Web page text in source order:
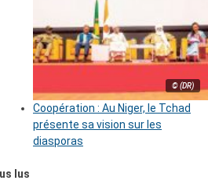
© (DR)
Coopération : Au Niger, le Tchad
présente sa vision sur les
diasporas
lus